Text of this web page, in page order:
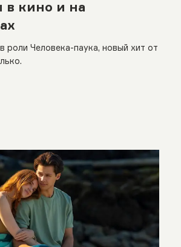
в кино и на
роли Человека-паука, новый хит от